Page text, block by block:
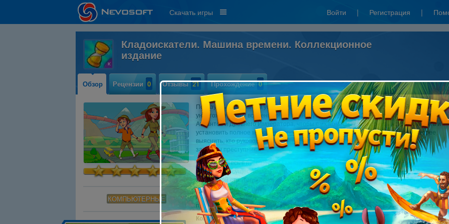
Скачать игры Войти | Регистрация |
Кладоискатели. Машина времени. Коллекционное
издание
Обзор Рецензии 0 Отзывы 21 Прохождение 0
КОМПЬЮТЕРНЫЕ
Пользуясь уникальным устройством управления временем, таинственный злодей
уничтожает нашу вселенную! Он планирует вернуть поверженного Жреца, Короля
Атлантов и Древнего Императора, чтобы с их помощью развернуть историю вспять и
установить полное мировое господство. Клэр и ее друзья должны как можно скорее
выяснить, кто руководит могущественными исполинами и разрушить коварные
замыслы преступника!
Отправляйтесь в путешествие между мирам и посетите эру, наполненному
вымершими существами и фантастическими технологиями, в захватывающей
казуальной стратегии "Кладоискатели. Машина времени." Вас ждет множество
увлекательных заданий, футуристический сюжет, простой и понятный геймплей и
многое другое. Сооружайте телепорты, восстанавливайте красочные постройки,
преодолевайте трудности и организуйте менеджмент ресурсов!
Коллекционное издание игры включает в себя следующие материалы: